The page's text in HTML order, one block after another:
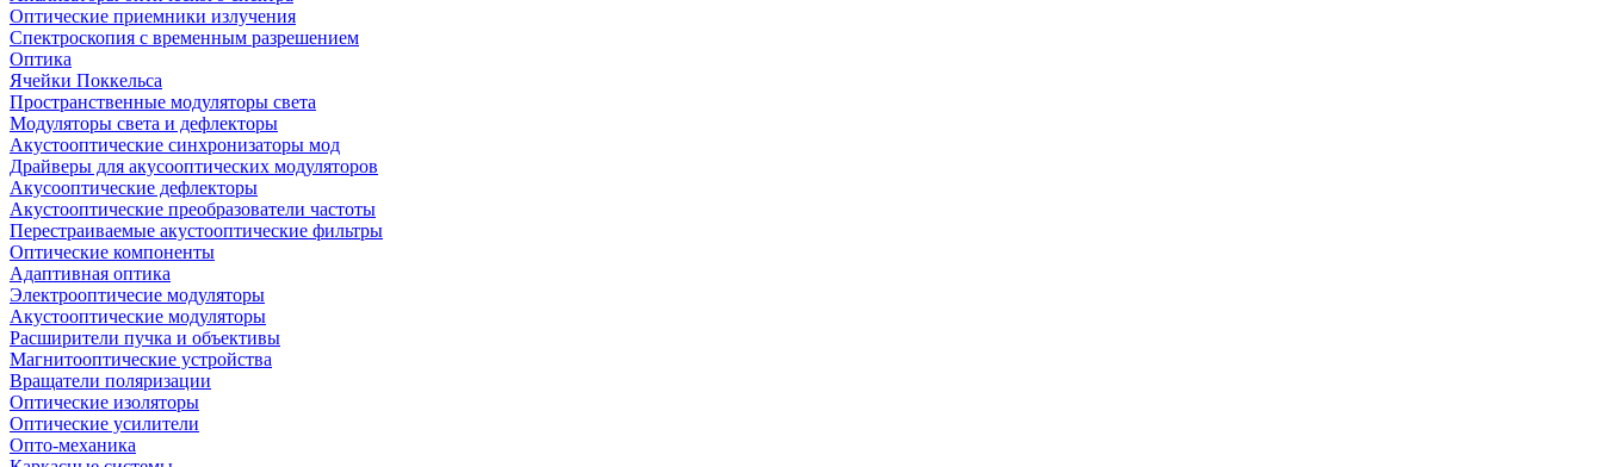
Оптические приемники излучения
Спектроскопия с временным разрешением
Оптика
Ячейки Поккельса
Пространственные модуляторы света
Модуляторы света и дефлекторы
Акустооптические синхронизаторы мод
Драйверы для акусооптических модуляторов
Акусооптические дефлекторы
Акустооптические преобразователи частоты
Перестраиваемые акустооптические фильтры
Оптические компоненты
Адаптивная оптика
Электрооптичесие модуляторы
Акустооптические модуляторы
Расширители пучка и объективы
Магнитооптические устройства
Вращатели поляризации
Оптические изоляторы
Оптические усилители
Опто-механика